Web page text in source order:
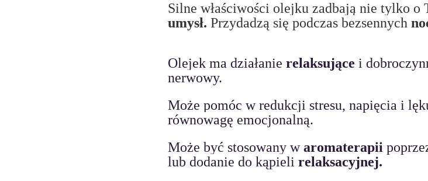
Silne właściwości olejku zadbają nie tylko o
umysł. Przydadzą się podczas bezsennych
Olejek ma działanie relaksujące i
nerwowy.
Może pomóc w redukcji stresu, napięcia i
równowagę emocjonalną.
Może być stosowany w aromaterapii
lub dodanie do kąpieli relaksacyjnej.